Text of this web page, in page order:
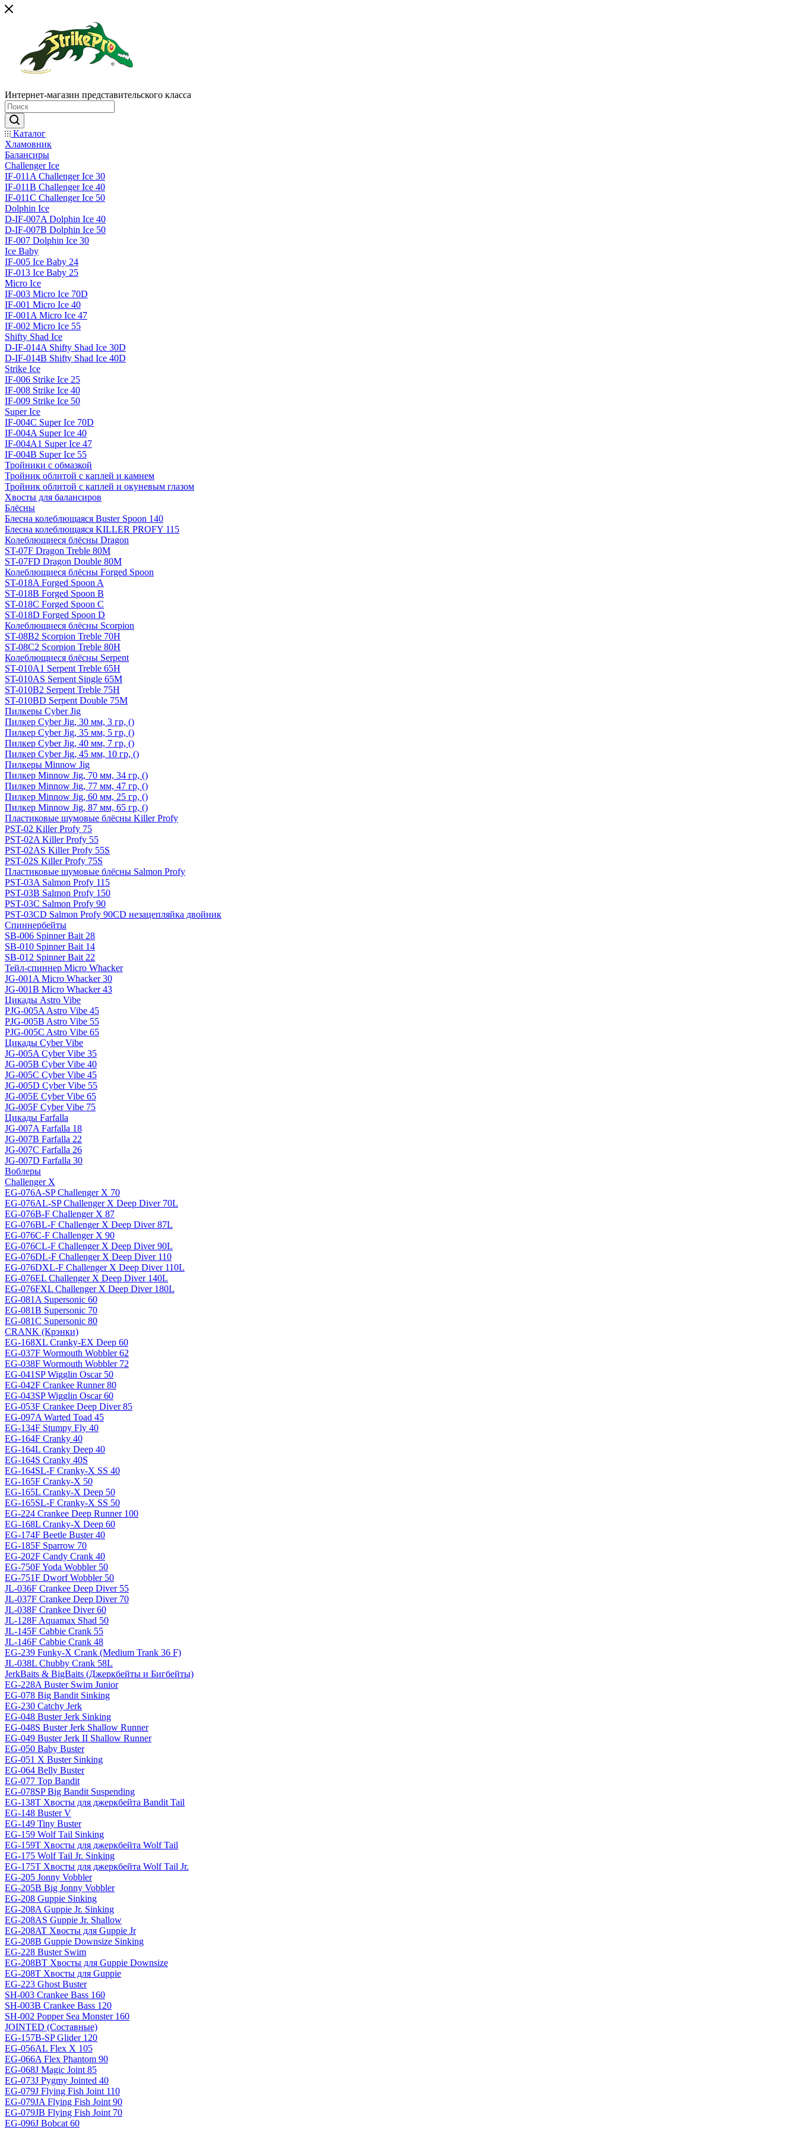
Интернет-магазин представительского класса
Каталог
Хламовник
Балансиры
Challenger Ice
IF-011A Challenger Ice 30
IF-011B Challenger Ice 40
IF-011C Challenger Ice 50
Dolphin Ice
D-IF-007A Dolphin Ice 40
D-IF-007B Dolphin Ice 50
IF-007 Dolphin Ice 30
Ice Baby
IF-005 Ice Baby 24
IF-013 Ice Baby 25
Micro Ice
IF-003 Micro Ice 70D
IF-001 Micro Ice 40
IF-001A Micro Ice 47
IF-002 Micro Ice 55
Shifty Shad Ice
D-IF-014A Shifty Shad Ice 30D
D-IF-014B Shifty Shad Ice 40D
Strike Ice
IF-006 Strike Ice 25
IF-008 Strike Ice 40
IF-009 Strike Ice 50
Super Ice
IF-004C Super Ice 70D
IF-004A Super Ice 40
IF-004A1 Super Ice 47
IF-004B Super Ice 55
Тройники с обмазкой
Тройник облитой с каплей и камнем
Тройник облитой с каплей и окуневым глазом
Хвосты для балансиров
Блёсны
Блесна колеблющаяся Buster Spoon 140
Блесна колеблющаяся KILLER PROFY 115
Колеблющиеся блёсны Dragon
ST-07F Dragon Treble 80M
ST-07FD Dragon Double 80M
Колеблющиеся блёсны Forged Spoon
ST-018A Forged Spoon A
ST-018B Forged Spoon B
ST-018C Forged Spoon C
ST-018D Forged Spoon D
Колеблющиеся блёсны Scorpion
ST-08B2 Scorpion Treble 70H
ST-08C2 Scorpion Treble 80H
Колеблющиеся блёсны Serpent
ST-010A1 Serpent Treble 65H
ST-010AS Serpent Single 65M
ST-010B2 Serpent Treble 75H
ST-010BD Serpent Double 75M
Пилкеры Cyber Jig
Пилкер Cyber Jig, 30 мм, 3 гр, ()
Пилкер Cyber Jig, 35 мм, 5 гр, ()
Пилкер Cyber Jig, 40 мм, 7 гр, ()
Пилкер Cyber Jig, 45 мм, 10 гр, ()
Пилкеры Minnow Jig
Пилкер Minnow Jig, 70 мм, 34 гр, ()
Пилкер Minnow Jig, 77 мм, 47 гр, ()
Пилкер Minnow Jig, 60 мм, 25 гр, ()
Пилкер Minnow Jig, 87 мм, 65 гр, ()
Пластиковые шумовые блёсны Killer Profy
PST-02 Killer Profy 75
PST-02A Killer Profy 55
PST-02AS Killer Profy 55S
PST-02S Killer Profy 75S
Пластиковые шумовые блёсны Salmon Profy
PST-03A Salmon Profy 115
PST-03B Salmon Profy 150
PST-03C Salmon Profy 90
PST-03CD Salmon Profy 90CD незацепляйка двойник
Спиннербейты
SB-006 Spinner Bait 28
SB-010 Spinner Bait 14
SB-012 Spinner Bait 22
Тейл-спиннер Micro Whacker
JG-001A Micro Whacker 30
JG-001B Micro Whacker 43
Цикады Astro Vibe
PJG-005A Astro Vibe 45
PJG-005B Astro Vibe 55
PJG-005C Astro Vibe 65
Цикады Cyber Vibe
JG-005A Cyber Vibe 35
JG-005B Cyber Vibe 40
JG-005C Cyber Vibe 45
JG-005D Cyber Vibe 55
JG-005E Cyber Vibe 65
JG-005F Cyber Vibe 75
Цикады Farfalla
JG-007A Farfalla 18
JG-007B Farfalla 22
JG-007C Farfalla 26
JG-007D Farfalla 30
Воблеры
Challenger X
EG-076A-SP Challenger X 70
EG-076AL-SP Challenger X Deep Diver 70L
EG-076B-F Challenger X 87
EG-076BL-F Challenger X Deep Diver 87L
EG-076C-F Challenger X 90
EG-076CL-F Challenger X Deep Diver 90L
EG-076DL-F Challenger X Deep Diver 110
EG-076DXL-F Challenger X Deep Diver 110L
EG-076EL Challenger X Deep Diver 140L
EG-076FXL Challenger X Deep Diver 180L
EG-081A Supersonic 60
EG-081B Supersonic 70
EG-081C Supersonic 80
CRANK (Крэнки)
EG-168XL Cranky-EX Deep 60
EG-037F Wormouth Wobbler 62
EG-038F Wormouth Wobbler 72
EG-041SP Wigglin Oscar 50
EG-042F Crankee Runner 80
EG-043SP Wigglin Oscar 60
EG-053F Crankee Deep Diver 85
EG-097A Warted Toad 45
EG-134F Stumpy Fly 40
EG-164F Cranky 40
EG-164L Cranky Deep 40
EG-164S Cranky 40S
EG-164SL-F Cranky-X SS 40
EG-165F Cranky-X 50
EG-165L Cranky-X Deep 50
EG-165SL-F Cranky-X SS 50
EG-224 Crankee Deep Runner 100
EG-168L Cranky-X Deep 60
EG-174F Beetle Buster 40
EG-185F Sparrow 70
EG-202F Candy Crank 40
EG-750F Yoda Wobbler 50
EG-751F Dworf Wobbler 50
JL-036F Crankee Deep Diver 55
JL-037F Crankee Deep Diver 70
JL-038F Crankee Diver 60
JL-128F Aquamax Shad 50
JL-145F Cabbie Crank 55
JL-146F Cabbie Crank 48
EG-239 Funky-X Crank (Medium Trank 36 F)
JL-038L Chubby Crank 58L
JerkBaits & BigBaits (Джеркбейты и Бигбейты)
EG-228A Buster Swim Junior
EG-078 Big Bandit Sinking
EG-230 Catchy Jerk
EG-048 Buster Jerk Sinking
EG-048S Buster Jerk Shallow Runner
EG-049 Buster Jerk II Shallow Runner
EG-050 Baby Buster
EG-051 X Buster Sinking
EG-064 Belly Buster
EG-077 Top Bandit
EG-078SP Big Bandit Suspending
EG-138T Хвосты для джеркбейта Bandit Tail
EG-148 Buster V
EG-149 Tiny Buster
EG-159 Wolf Tail Sinking
EG-159T Хвосты для джеркбейта Wolf Tail
EG-175 Wolf Tail Jr. Sinking
EG-175T Хвосты для джеркбейта Wolf Tail Jr.
EG-205 Jonny Vobbler
EG-205B Big Jonny Vobbler
EG-208 Guppie Sinking
EG-208A Guppie Jr. Sinking
EG-208AS Guppie Jr. Shallow
EG-208AT Хвосты для Guppie Jr
EG-208B Guppie Downsize Sinking
EG-228 Buster Swim
EG-208BT Хвосты для Guppie Downsize
EG-208T Хвосты для Guppie
EG-223 Ghost Buster
SH-003 Crankee Bass 160
SH-003B Crankee Bass 120
SH-002 Popper Sea Monster 160
JOINTED (Составные)
EG-157B-SP Glider 120
EG-056AL Flex X 105
EG-066A Flex Phantom 90
EG-068J Magic Joint 85
EG-073J Pygmy Jointed 40
EG-079J Flying Fish Joint 110
EG-079JA Flying Fish Joint 90
EG-079JB Flying Fish Joint 70
EG-096J Bobcat 60